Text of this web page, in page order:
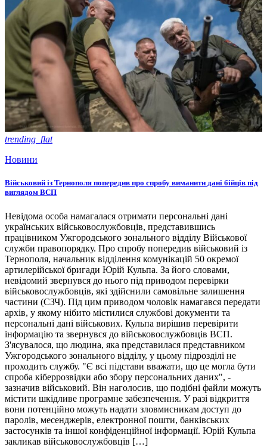
trending_flat
Новини
Військовий із Тернополя попередив про спробу виманити дані бійців під
виглядом ВСП
Невідома особа намагалася отримати персональні дані
українських військовослужбовців, представившись
працівником Ужгородського зонального відділу Військової
служби правопорядку. Про спробу попередив військовий із
Тернополя, начальник відділення комунікацій 50 окремої
артилерійської бригади Юрій Кульпа. За його словами,
невідомий звернувся до нього під приводом перевірки
військовослужбовців, які здійснили самовільне залишення
частини (СЗЧ). Під цим приводом чоловік намагався передати
архів, у якому нібито містилися службові документи та
персональні дані військових. Кульпа вирішив перевірити
інформацію та звернувся до військовослужбовців ВСП.
З'ясувалося, що людина, яка представилася представником
Ужгородського зонального відділу, у цьому підрозділі не
проходить службу. "Є всі підстави вважати, що це могла бути
спроба кіберрозвідки або збору персональних даних", -
зазначив військовий. Він наголосив, що подібні файли можуть
містити шкідливе програмне забезпечення. У разі відкриття
вони потенційно можуть надати зловмисникам доступ до
паролів, месенджерів, електронної пошти, банківських
застосунків та іншої конфіденційної інформації. Юрій Кульпа
закликав військовослужбовців […]